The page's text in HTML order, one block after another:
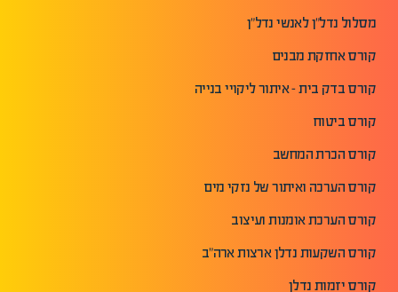
מסלול נדל"ן לאנשי נדל"ן
קורס אחזקת מבנים
קורס בדק בית - איתור ליקויי בנייה
קורס ביטוח
קורס הכרת המחשב
קורס הערכה ואיתור של נזקי מים
קורס הערכת אומנות ועיצוב
קורס השקעות נדלן ארצות ארה"ב
קורס יזמות נדלן